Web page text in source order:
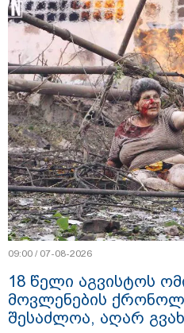
09:00 / 07-08-2026
18 წელი აგვისტოს
მოვლენების
შესაძლოა, აღარ